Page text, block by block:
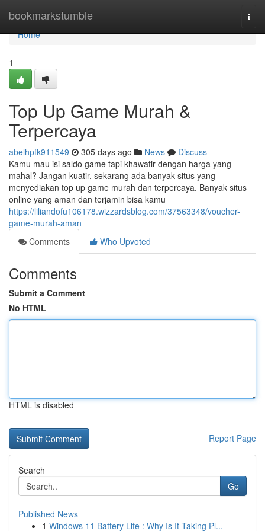
bookmarkstumble
Home
Home
1
Top Up Game Murah &
Terpercaya
abelhpfk911549 305 days ago News
Discuss
Kamu mau isi saldo game tapi khawatir dengan harga yang
mahal? Jangan kuatir, sekarang ada banyak situs yang
menyediakan top up game murah dan terpercaya. Banyak situs
online yang aman dan terjamin bisa kamu
https://liliandofu106178.wizzardsblog.com/37563348/voucher-
game-murah-aman
Comments
Who Upvoted
Comments
Submit a Comment
No HTML
HTML is disabled
Report Page
Search
Go
Published News
1 Windows 11 Battery Life : Why Is It Taking Pl...